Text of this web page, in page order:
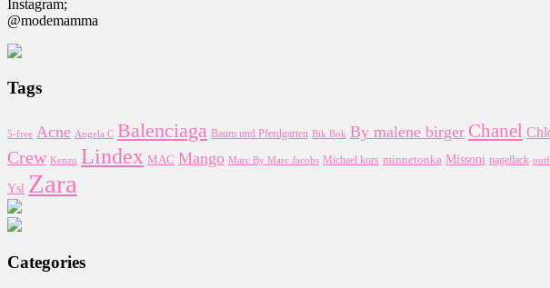
Instagram;
@modemamma
Tags
5-free Acne Angela C Balenciaga Baum und Pferdgarten Bik Bok By malene birger Chanel
Crew Kenzo Lindex MAC Mango Marc By Marc Jacobs Michael kors minnetonka Missoni nagellack
Ysl Zara
Categories